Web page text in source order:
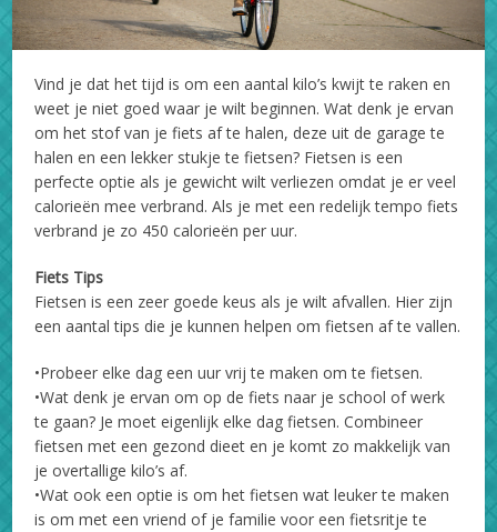
Vind je dat het tijd is om een aantal kilo’s kwijt te raken en
weet je niet goed waar je wilt beginnen. Wat denk je ervan
om het stof van je fiets af te halen, deze uit de garage te
halen en een lekker stukje te fietsen? Fietsen is een
perfecte optie als je gewicht wilt verliezen omdat je er veel
calorieën mee verbrand. Als je met een redelijk tempo fiets
verbrand je zo 450 calorieën per uur.
Fiets Tips
Fietsen is een zeer goede keus als je wilt afvallen. Hier zijn
een aantal tips die je kunnen helpen om fietsen af te vallen.
•Probeer elke dag een uur vrij te maken om te fietsen.
•Wat denk je ervan om op de fiets naar je school of werk
te gaan? Je moet eigenlijk elke dag fietsen. Combineer
fietsen met een gezond dieet en je komt zo makkelijk van
je overtallige kilo’s af.
•Wat ook een optie is om het fietsen wat leuker te maken
is om met een vriend of je familie voor een fietsritje te